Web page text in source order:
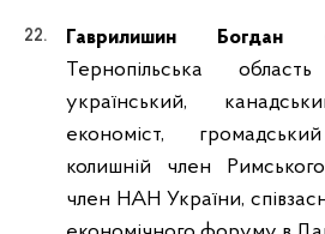
Гаврилишин Богдан
Тернопільська
український,
економіст,
колишній член
член НАН України,